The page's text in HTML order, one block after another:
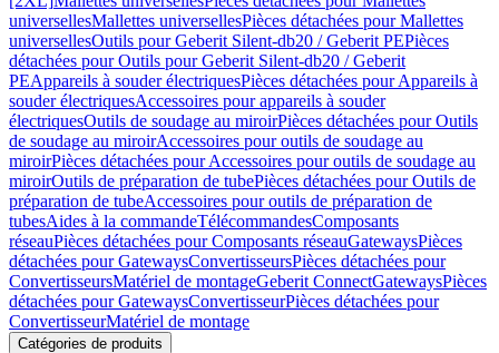
universellesMallettes universellesPièces détachées pour Mallettes
universellesOutils pour Geberit Silent-db20 / Geberit PEPièces
détachées pour Outils pour Geberit Silent-db20 / Geberit
PEAppareils à souder électriquesPièces détachées pour Appareils à
souder électriquesAccessoires pour appareils à souder
électriquesOutils de soudage au miroirPièces détachées pour Outils
de soudage au miroirAccessoires pour outils de soudage au
miroirPièces détachées pour Accessoires pour outils de soudage au
miroirOutils de préparation de tubePièces détachées pour Outils de
préparation de tubeAccessoires pour outils de préparation de
tubesAides à la commandeTélécommandesComposants
réseauPièces détachées pour Composants réseauGatewaysPièces
détachées pour GatewaysConvertisseursPièces détachées pour
ConvertisseursMatériel de montageGeberit ConnectGatewaysPièces
détachées pour GatewaysConvertisseurPièces détachées pour
ConvertisseurMatériel de montage
Catégories de produits